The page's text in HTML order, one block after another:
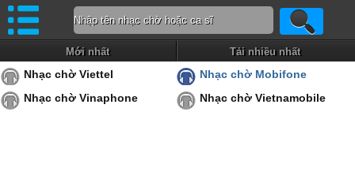
Mới nhất Tải nhiều nhất
Nhạc chờ Viettel
Nhạc chờ Mobifone
Nhạc chờ Vinaphone
Nhạc chờ Vietnamobile